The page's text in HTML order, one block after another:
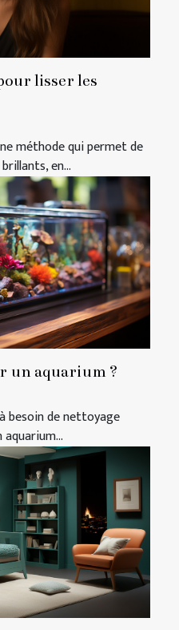
lisser les
méthode qui permet de
en...
un aquarium ?
besoin de nettoyage